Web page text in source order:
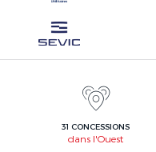
31 CONCESSIONS
dans l'Ouest